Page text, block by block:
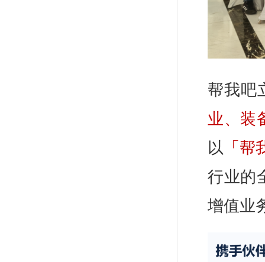
帮我吧
业、装
以 「
行业的
增值业